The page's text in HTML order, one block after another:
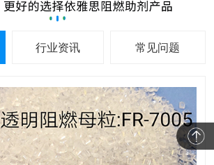
行业资讯 常见问题